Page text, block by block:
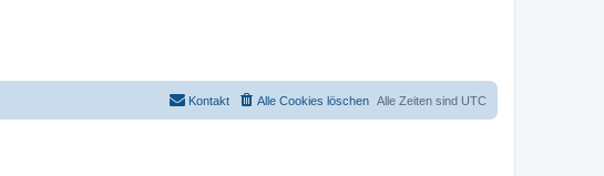
Alle Zeiten sind UTC
Alle Cookies löschen
Kontakt